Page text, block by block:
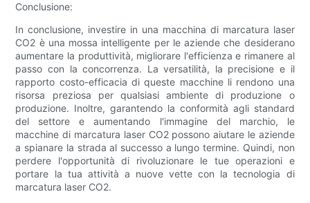
Conclusione:
In conclusione, investire in una macchina di marcatura laser
CO2 è una mossa intelligente per le aziende che desiderano
aumentare la produttività, migliorare l'efficienza e rimanere al
passo con la concorrenza. La versatilità, la precisione e il
rapporto costo-efficacia di queste macchine li rendono una
risorsa preziosa per qualsiasi ambiente di produzione o
produzione. Inoltre, garantendo la conformità agli standard
del settore e aumentando l'immagine del marchio, le
macchine di marcatura laser CO2 possono aiutare le aziende
a spianare la strada al successo a lungo termine. Quindi, non
perdere l'opportunità di rivoluzionare le tue operazioni e
portare la tua attività a nuove vette con la tecnologia di
marcatura laser CO2.